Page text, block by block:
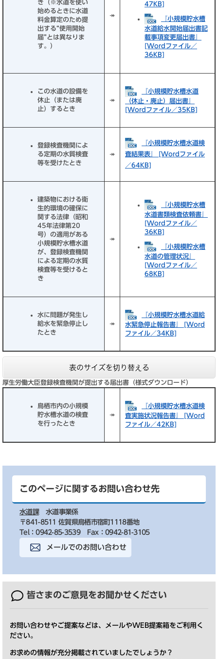
き（※水道を使い
始めるときに水道
料金算定のため提
出する“使用開始
届”とは異なりま
す。）
↠
47KB]
『小規模貯水槽
水道給水開始届出書記
載事項変更届出書』
[Wordファイル／
36KB]
この水道の設備を
休止（または廃
止）するとき
↠
『小規模貯水槽水道
（休止・廃止）届出書』
[Wordファイル／35KB]
登録検査機関によ
る定期の水質検査
等を受けたとき
↠
『小規模貯水槽水道検
査結果表』 [Wordファイル
／64KB]
建築物における衛
生的環境の確保に
関する法律（昭和
45年法律第20
号）の適用がある
小規模貯水槽水道
が、登録検査機関
による定期の水質
検査等を受けると
き
↠
『小規模貯水槽
水道書類検査依頼書』
[Wordファイル／
36KB]
『小規模貯水槽
水道の管理状況』
[Wordファイル／
68KB]
水に問題が発生し
給水を緊急停止し
たとき
↠
『小規模貯水槽水道給
水緊急停止報告書』 [Word
ファイル／34KB]
表のサイズを切り替える
厚生労働大臣登録検査機関が提出する届出書（様式ダウンロード）
鳥栖市内の小規模
貯水槽水道の検査
を行ったとき
↠
『小規模貯水槽水道検
査実施状況報告書』 [Word
ファイル／42KB]
このページに関するお問い合わせ先
水道課
水道事業係
〒841-8511 佐賀県鳥栖市宿町1118番地
Tel：0942-85-3539
Fax：0942-81-3105
メールでのお問い合わせ
皆さまのご意見をお聞かせください
お問い合わせやご提案などは、メールやWEB提案箱をご利用く
ださい。
お求めの情報が充分掲載されていましたでしょうか？